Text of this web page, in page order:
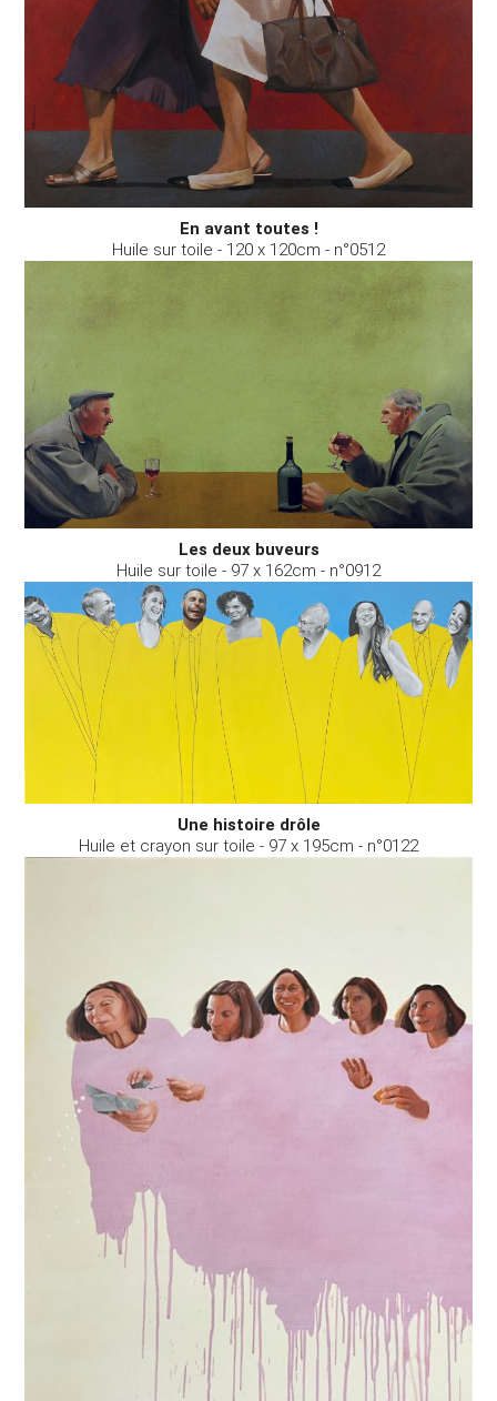
En avant toutes !
Huile sur toile - 120 x 120cm - n°0512
Les deux buveurs
Huile sur toile - 97 x 162cm - n°0912
Une histoire drôle
Huile et crayon sur toile - 97 x 195cm - n°0122